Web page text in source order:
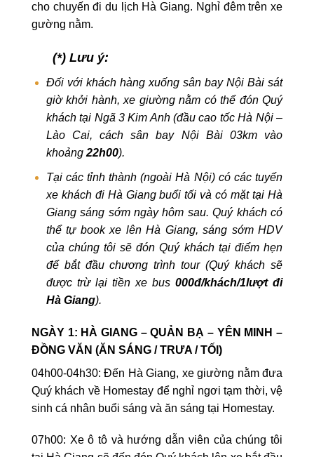
cho chuyến đi du lịch Hà Giang. Nghỉ đêm trên xe
gường nằm.
(*) Lưu ý:
Đối với khách hàng xuống sân bay Nội Bài sát
giờ khởi hành, xe giường nằm có thể đón Quý
khách tại Ngã 3 Kim Anh (đầu cao tốc Hà Nội –
Lào Cai, cách sân bay Nội Bài 03km vào
khoảng 22h00).
Tại các tỉnh thành (ngoài Hà Nội) có các tuyến
xe khách đi Hà Giang buổi tối và có mặt tại Hà
Giang sáng sớm ngày hôm sau. Quý khách có
thể tự book xe lên Hà Giang, sáng sớm HDV
của chúng tôi sẽ đón Quý khách tại điểm hẹn
để bắt đầu chương trình tour (Quý khách sẽ
được trừ lại tiền xe bus 000đ/khách/1lượt đi
Hà Giang).
NGÀY 1: HÀ GIANG – QUẢN BẠ – YÊN MINH –
ĐỒNG VĂN (ĂN SÁNG / TRƯA / TỐI)
04h00-04h30: Đến Hà Giang, xe giường nằm đưa
Quý khách về Homestay để nghỉ ngơi tạm thời, vệ
sinh cá nhân buổi sáng và ăn sáng tại Homestay.
07h00: Xe ô tô và hướng dẫn viên của chúng tôi